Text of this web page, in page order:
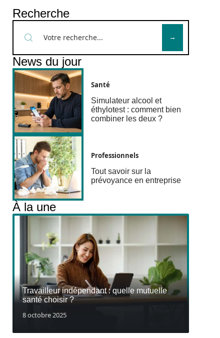
Recherche
News du jour
Santé
Simulateur alcool et
éthylotest : comment bien
combiner les deux ?
Professionnels
Tout savoir sur la
prévoyance en entreprise
À la une
Travailleur indépendant : quelle mutuelle
santé choisir ?
8 octobre 2025